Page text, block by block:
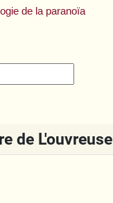
de la paranoïa
de L'ouvreuse